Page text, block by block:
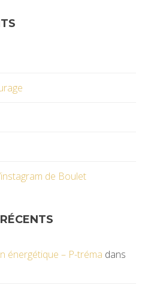
de Boulet
énergétique – P-tréma dans